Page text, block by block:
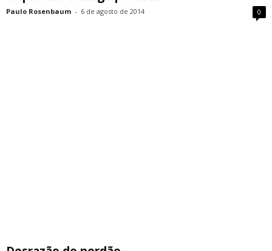
Paulo Rosenbaum - 6 de agosto de 2014 0